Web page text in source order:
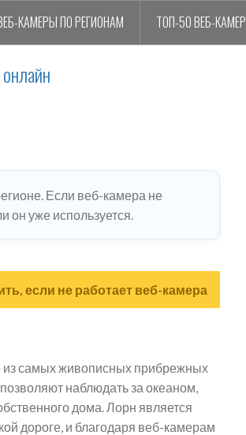
КАМЕРЫ ПО РЕГИОНАМ ТОП-50 ВЕБ-КАМЕР
Если веб-камера не
он уже используется.
если не работает веб-камера
из самых живописных прибрежных
наблюдать за океаном,
дома. Лорн является
дороге, и благодаря веб-камерам